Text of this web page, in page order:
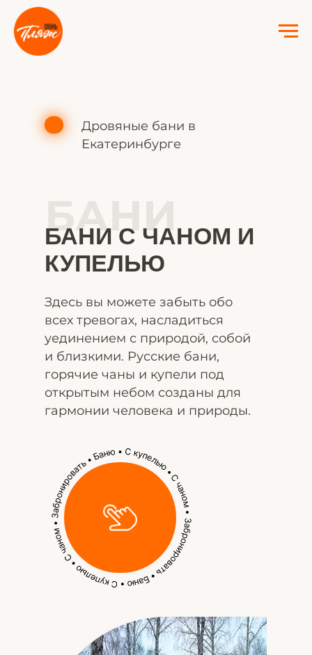
БАНИ
БАНИ С ЧАНОМ И
КУПЕЛЬЮ
Здесь вы можете забыть обо
всех тревогах, насладиться
уединением с природой, собой
и близкими. Русские бани,
горячие чаны и купели под
открытым небом созданы для
гармонии человека и природы.
Дровяные бани в
Екатеринбурге